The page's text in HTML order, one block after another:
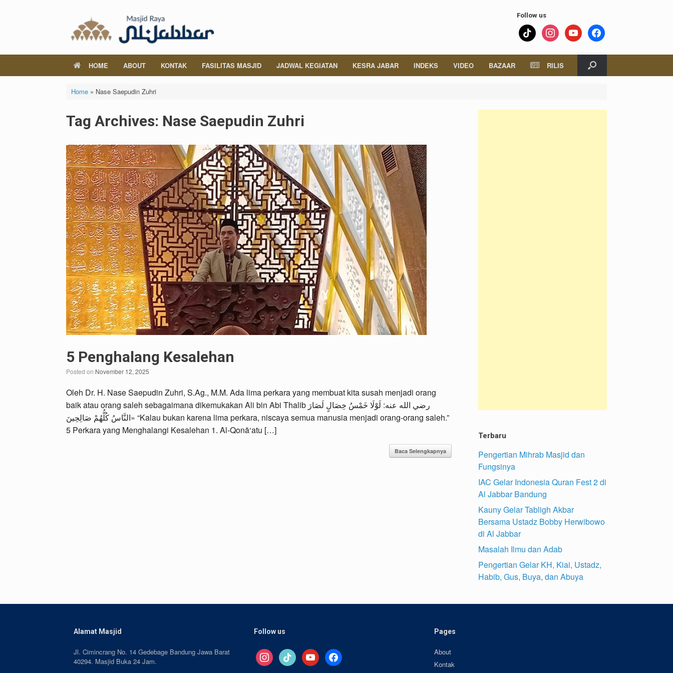
Follow us
tiktok instagramyoutube facebook
HOME ABOUT KONTAK FASILITAS MASJID JADWAL KEGIATAN KESRA JABAR INDEKS VIDEO BAZAAR RILIS
Home» Nase Saepudin Zuhri
Tag Archives: Nase Saepudin Zuhri
5 Penghalang Kesalehan
Posted on November 12, 2025
Oleh Dr. H. Nase Saepudin Zuhri, S.Ag., M.M. Ada lima perkara yang membuat kita susah menjadi orang
baik atau orang saleh sebagaimana dikemukakan Ali bin Abi Thalib رضي الله عنه: لَوْلَا خَمْسُ خِصَالٍ لَصَارَ
النَّاسُ كُلُّهُمْ صَالِحِينَ» “Kalau bukan karena lima perkara, niscaya semua manusia menjadi orang-orang saleh.”
5 Perkara yang Menghalangi Kesalehan 1. Al-Qonā‘atu […]
Baca Selengkapnya
Terbaru
Pengertian Mihrab Masjid dan
Fungsinya
IAC Gelar Indonesia Quran Fest 2 di
Al Jabbar Bandung
Kauny Gelar Tabligh Akbar
Bersama Ustadz Bobby Herwibowo
di Al Jabbar
Masalah Ilmu dan Adab
Pengertian Gelar KH, Kiai, Ustadz,
Habib, Gus, Buya, dan Abuya
Alamat Masjid
Jl. Cimincrang No. 14 Gedebage Bandung Jawa Barat
40294. Masjid Buka 24 Jam.
Follow us
instagramtiktok youtube facebook
Pages
About
Kontak